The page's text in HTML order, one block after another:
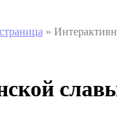
»